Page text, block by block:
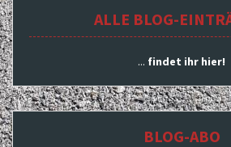
ALLE BLOG-
... findet ihr hier!
BLOG-ABO